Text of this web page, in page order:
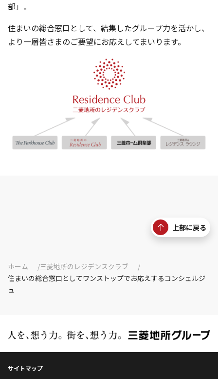
部」。
住まいの総合窓口として、結集したグループ力を活かし、
より一層皆さまのご要望にお応えしてまいります。
上部に戻る
ホーム
三菱地所のレジデンスクラブ
住まいの総合窓口としてワンストップでお応えするコンシェルジ
ュ
サイトマップ